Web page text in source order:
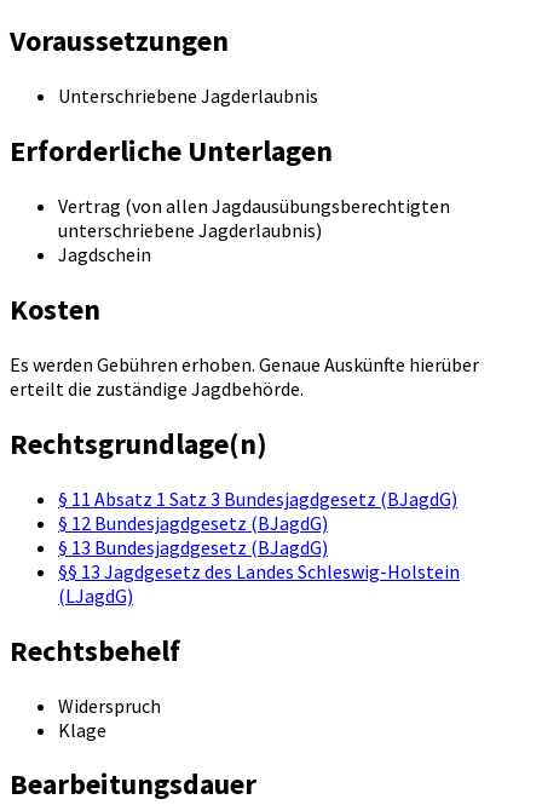
Voraussetzungen
Unterschriebene Jagderlaubnis
Erforderliche Unterlagen
Vertrag (von allen Jagdausübungsberechtigten
unterschriebene Jagderlaubnis)
Jagdschein
Kosten
Es werden Gebühren erhoben. Genaue Auskünfte hierüber
erteilt die zuständige Jagdbehörde.
Rechtsgrundlage(n)
§ 11 Absatz 1 Satz 3 Bundesjagdgesetz (BJagdG)
§ 12 Bundesjagdgesetz (BJagdG)
§ 13 Bundesjagdgesetz (BJagdG)
§§ 13 Jagdgesetz des Landes Schleswig-Holstein
(LJagdG)
Rechtsbehelf
Widerspruch
Klage
Bearbeitungsdauer